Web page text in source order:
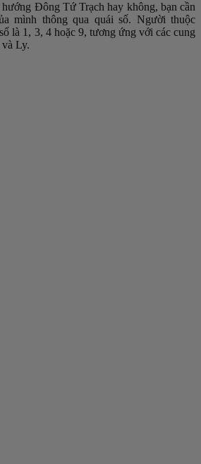
Đông Tứ Trạch hay không, bạn cần
mình thông qua quái số. Người thuộc
là 1, 3, 4 hoặc 9, tương ứng với các cung
Ly.